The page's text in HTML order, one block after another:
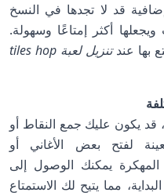
قد لا تجدها في النسخ
أكثر إمتاعًا وسهولة.
بها عند
تنزيل لعبة tiles hop
قد يكون عليك جمع النقاط أو
لفتح بعض الأغاني أو
يمكنك الوصول إلى
مما يتيح لك الاستمتاع